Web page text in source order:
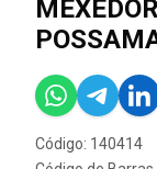
Código: 140414